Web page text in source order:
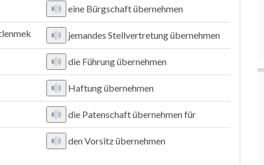
eine Bürgschaft übernehmen
jemandes Stellvertretung übernehmen
die Führung übernehmen
Haftung übernehmen
die Patenschaft übernehmen für
den Vorsitz übernehmen